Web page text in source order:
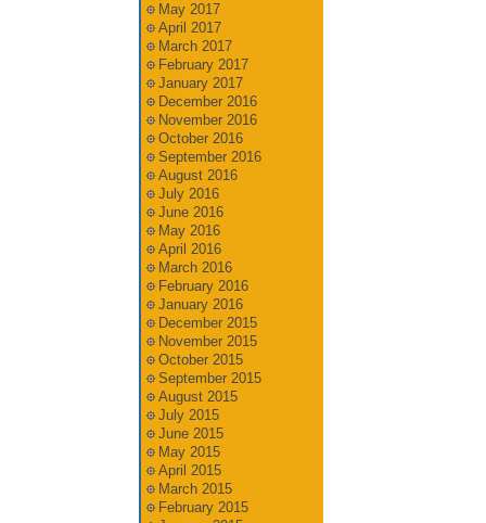
May 2017
April 2017
March 2017
February 2017
January 2017
December 2016
November 2016
October 2016
September 2016
August 2016
July 2016
June 2016
May 2016
April 2016
March 2016
February 2016
January 2016
December 2015
November 2015
October 2015
September 2015
August 2015
July 2015
June 2015
May 2015
April 2015
March 2015
February 2015